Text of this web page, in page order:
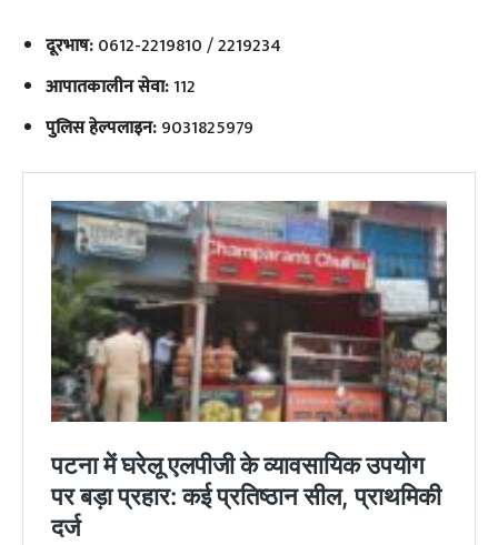
दूरभाष:0612-2219810 / 2219234
आपातकालीन सेवा:112
पुलिस हेल्पलाइन:9031825979